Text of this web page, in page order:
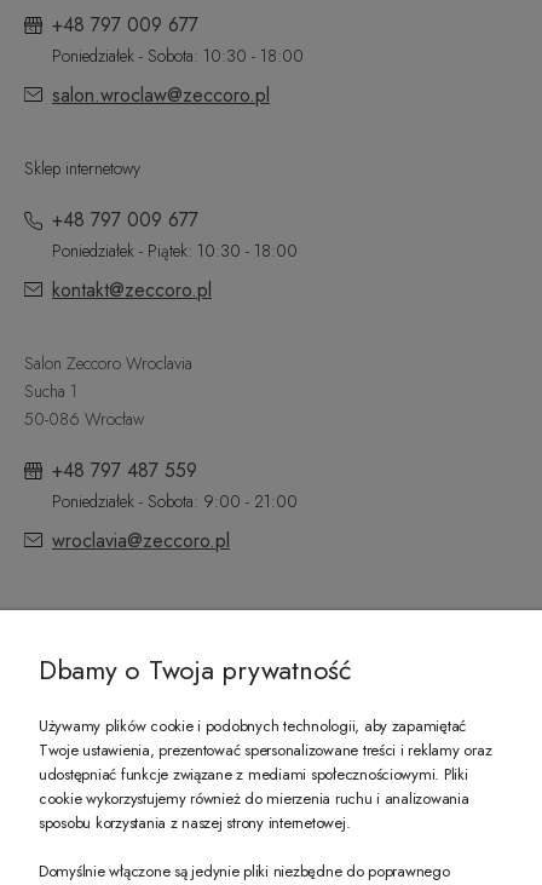
+48 797 009 677
Poniedziałek - Sobota: 10:30 - 18:00
salon.wroclaw@zeccoro.pl
Sklep internetowy
+48 797 009 677
Poniedziałek - Piątek: 10:30 - 18:00
kontakt@zeccoro.pl
Salon Zeccoro Wroclavia
Sucha 1
50-086 Wrocław
+48 797 487 559
Poniedziałek - Sobota: 9:00 - 21:00
wroclavia@zeccoro.pl
PREZENT DLA CIEBIE!
-10% na pierwsze zakupy na zeccoro.pl Gdy zapiszesz się do naszego
Dbamy o Twoja prywatność
Używamy plików cookie i podobnych technologii, aby zapamiętać
Twoje ustawienia, prezentować spersonalizowane treści i reklamy oraz
udostępniać funkcje związane z mediami społecznościowymi. Pliki
cookie wykorzystujemy również do mierzenia ruchu i analizowania
sposobu korzystania z naszej strony internetowej.
Domyślnie włączone są jedynie pliki niezbędne do poprawnego